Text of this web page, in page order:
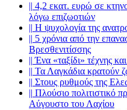
|| 4,2 εκατ. ευρώ σε
λόγω επιζωοτιών
|| Η ψυχολογία της
|| 5 χρόνια από την
Βρεσθενιτίσσης
|| Ένα «ταξίδι» τέχνης
|| Τα Λαγκάδια κρατούν
|| Στους ρυθμούς της
|| Πλούσιο πολιτιστικό
Αύγουστο του Λαχίου